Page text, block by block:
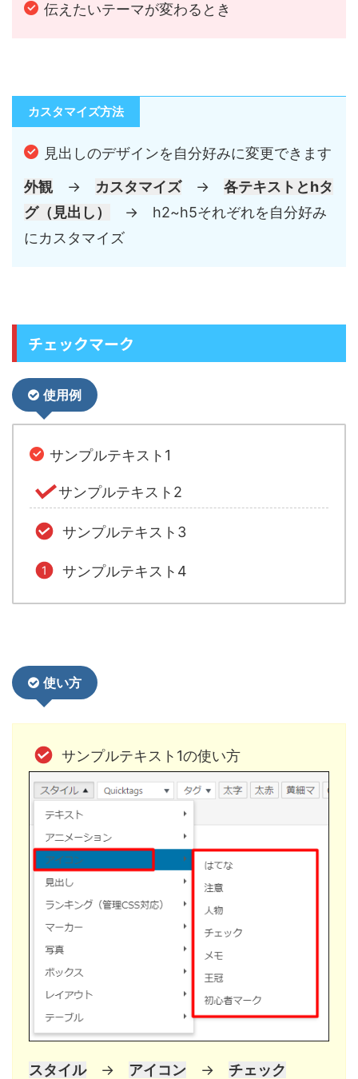
伝えたいテーマが変わるとき
カスタマイズ方法
見出しのデザインを自分好みに変更できます
外観→ カスタマイズ→ 各テキストとhタ
グ（見出し）
→ h2~h5それぞれを自分好み
にカスタマイズ
チェックマーク
使用例
サンプルテキスト1
サンプルテキスト2
サンプルテキスト3
サンプルテキスト4
使い方
サンプルテキスト1の使い方
スタイル→ アイコン → チェック